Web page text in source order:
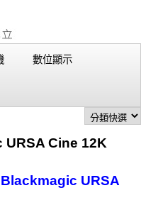
數位顯示
URSA Cine 12K
URSA